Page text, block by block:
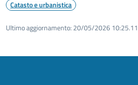
Catasto e urbanistica
Ultimo aggiornamento: 20/05/2026 10:25.11